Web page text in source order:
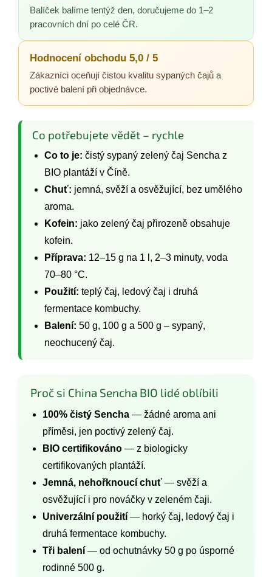
Balíček balíme tentýž den, doručujeme do 1–2
pracovních dní po celé ČR.
Hodnocení obchodu 5,0 / 5
Zákazníci oceňují čistou kvalitu sypaných čajů a
poctivé balení při objednávce.
Co potřebujete vědět – rychle
Co to je: čistý sypaný zelený čaj Sencha z
BIO plantáží v Číně.
Chuť: jemná, svěží a osvěžující, bez umělého
aroma.
Kofein: jako zelený čaj přirozeně obsahuje
kofein.
Příprava: 12–15 g na 1 l, 2–3 minuty, voda
70–80 °C.
Použití: teplý čaj, ledový čaj i druhá
fermentace kombuchy.
Balení: 50 g, 100 g a 500 g – sypaný,
neochucený čaj.
Proč si China Sencha BIO lidé oblíbili
100% čistý Sencha — žádné aroma ani
příměsi, jen poctivý zelený čaj.
BIO certifikováno — z biologicky
certifikovaných plantáží.
Jemná, nehořknoucí chuť — svěží a
osvěžující i pro nováčky v zeleném čaji.
Univerzální použití — horký čaj, ledový čaj i
druhá fermentace kombuchy.
Tři balení — od ochutnávky 50 g po úsporné
rodinné 500 g.